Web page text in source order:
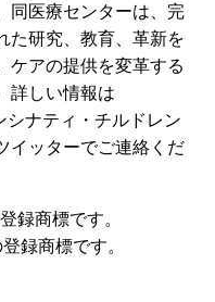
同医療センターは、完
た研究、教育、革新を
ケアの提供を変革する
詳しい情報は
シナティ・チルドレン
イッターでご連絡くだ
録商標です。
録商標です。